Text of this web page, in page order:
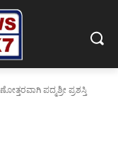
ಪದ್ಮಶ್ರೀ ಪ್ರಶಸ್ತಿ